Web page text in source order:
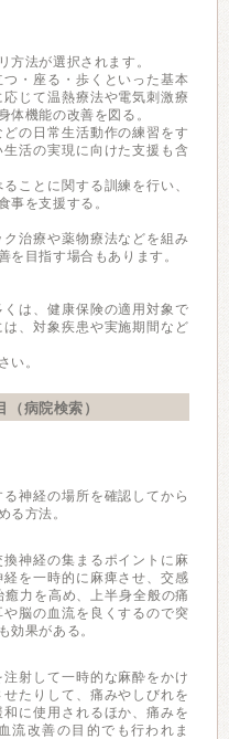
方法が選択されます。
・座る・歩くといった基本
じて温熱療法や電気刺激療
体機能の改善を図る。
の日常生活動作の練習をす
活の実現に向けた支援も含
ことに関する訓練を行い、
事を支援する。
治療や薬物療法などを組み
を目指す場合もあります。
は、健康保険の適用対象で
、対象疾患や実施期間など
い。
病院検索）
神経の場所を確認してから
る方法。
神経の集まるポイントに麻
を一時的に麻痺させ、交感
力を高め、上半身全般の痛
脳の血流を良くするので突
効果がある。
射して一時的な麻酔をかけ
たりして、痛みやしびれを
に使用されるほか、痛みを
流改善の目的でも行われま